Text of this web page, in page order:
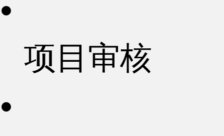
项目审核